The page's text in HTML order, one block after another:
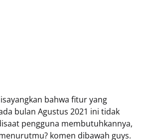
bahwa fitur yang
bulan Agustus 2021 ini tidak
pengguna membutuhkannya,
komen dibawah guys.